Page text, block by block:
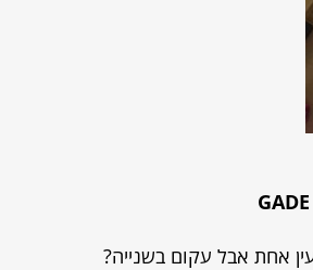
GADE
אחת אבל עקום בשנייה?